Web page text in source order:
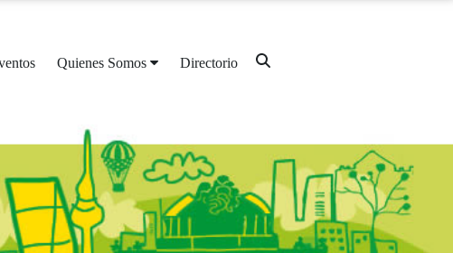
Quienes Somos Directorio